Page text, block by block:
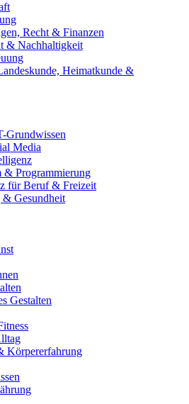
Recht & Finanzen
& Nachhaltigkeit
Heimatkunde &
Grundwissen
Media
& Programmierung
für Beruf & Freizeit
Gesundheit
Gestalten
Körpererfahrung